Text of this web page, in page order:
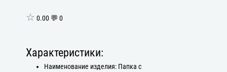
☆ 0.00 💬 0
Характеристики:
Наименование изделия: Папка с